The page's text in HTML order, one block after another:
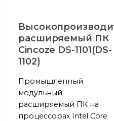
расширяемый ПК
Cincoze DS-1101(DS-
1102)
Промышленный
модульный
расширяемый ПК на
процессорах Intel Core